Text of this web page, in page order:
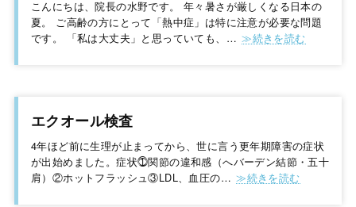
こんにちは、院長の水野です。 年々暑さが厳しくなる日本の
夏。 ご高齢の方にとって「熱中症」は特に注意が必要な問題
です。 「私は大丈夫」と思っていても、…
エクオール検査
4年ほど前に生理が止まってから、世に言う更年期障害の症状
が出始めました。症状⓵関節の違和感（へバーデン結節・五十
肩）②ホットフラッシュ③LDL、血圧の…